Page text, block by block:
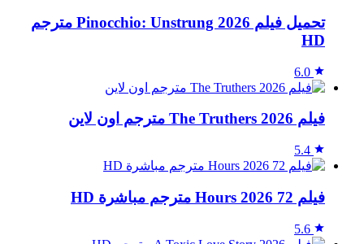
تحميل فيلم Pinocchio: Unstrung 2026 مترجم
HD
6.0
فيلم The Truthers 2026 مترجم اون لاين
5.4
فيلم 72 Hours 2026 مترجم مباشرة HD
5.6